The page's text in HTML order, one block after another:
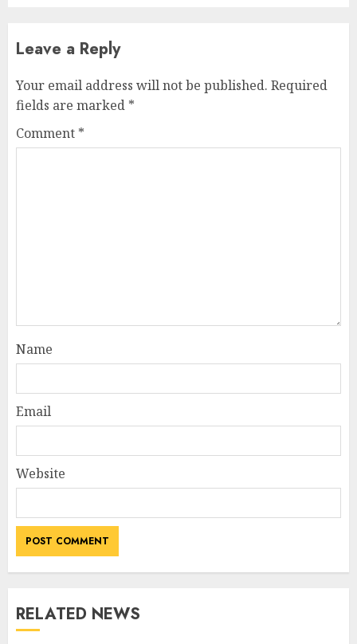
Leave a Reply
Your email address will not be published. Required
fields are marked *
Comment *
Name
Email
Website
RELATED NEWS